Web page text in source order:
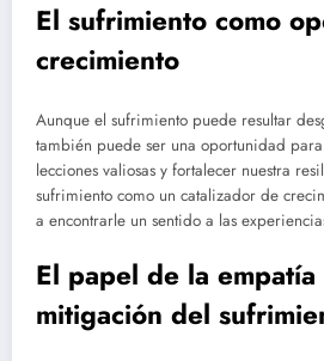
El sufrimiento como
crecimiento
Aunque el sufrimiento puede resultar
también puede ser una oportunidad
lecciones valiosas y fortalecer nuestra
sufrimiento como un catalizador de
a encontrarle un sentido a las
El papel de la empatía
mitigación del